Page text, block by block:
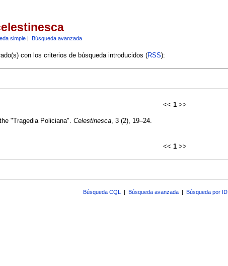
simple| Búsqueda avanzada
con los criterios de búsqueda introducidos (RSS):
<< 1>>
"Tragedia Policiana". Celestinesca, 3 (2), 19–24.
<< 1>>
Búsqueda CQL | Búsqueda avanzada | Búsqueda por ID